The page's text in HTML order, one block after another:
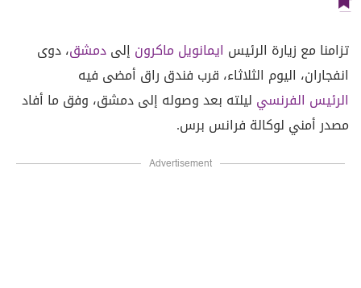
تزامنا مع زيارة الرئيس ايمانويل ماكرون إلىدمشق، دوى
انفجاران، اليوم الثلاثاء، قرب فندق راق أمضى فيه
الرئيس الفرنسي ليلته بعد وصوله إلى دمشق، وفق ما أفاد
مصدر أمني لوكالة فرانس برس.
Advertisement